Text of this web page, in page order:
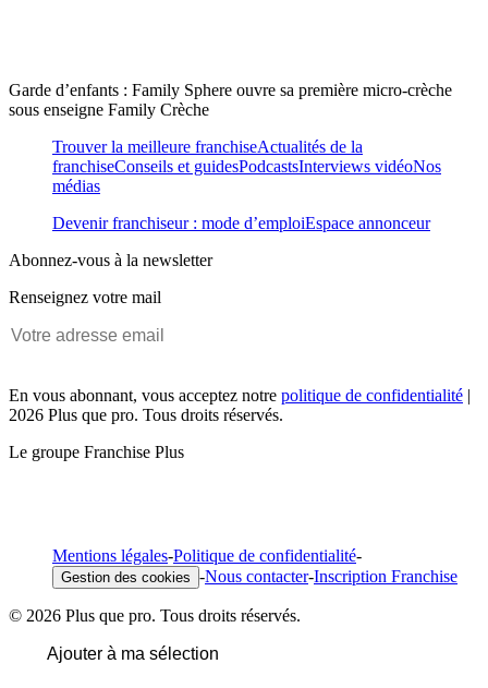
Garde d’enfants : Family Sphere ouvre sa première micro-crèche
sous enseigne Family Crèche
Trouver la meilleure franchiseActualités de la
franchiseConseils et guidesPodcastsInterviews vidéoNos
médias
Devenir franchiseur : mode d’emploiEspace annonceur
Abonnez-vous à la newsletter
Renseignez votre mail
En vous abonnant, vous acceptez notre politique de confidentialité |
2026 Plus que pro. Tous droits réservés.
Le groupe Franchise Plus
Mentions légales-Politique de confidentialité-
Gestion des cookies -Nous contacter-Inscription Franchise
© 2026 Plus que pro. Tous droits réservés.
Ajouter à ma sélection